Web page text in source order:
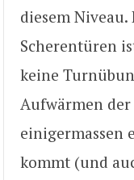
diesem
Scherentüren
keine
Aufwärmen der
einigermassen
kommt (und